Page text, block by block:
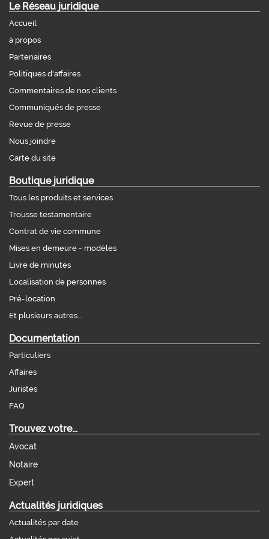
Le Réseau juridique
Accueil
à propos
Partenaires
Politiques d'affaires
Commentaires de nos clients
Communiqués de presse
Revue de presse
Nous joindre
Carte du site
Boutique juridique
Tous les produits et services
Trousse testamentaire
Contrat de vie commune
Mises en demeure - modèles
Livre de minutes
Localisation de personnes
Pré-location
Et plusieurs autres...
Documentation
Particuliers
Affaires
Juristes
FAQ
Trouvez votre...
Avocat
Notaire
Expert
Actualités juridiques
Actualités par date